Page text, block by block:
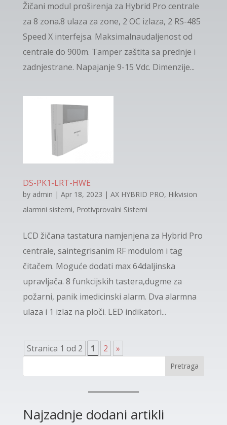
Žičani modul proširenja za Hybrid Pro centrale
za 8 zona.8 ulaza za zone, 2 OC izlaza, 2 RS-485
Speed X interfejsa. Maksimalnaudaljenost od
centrale do 900m. Tamper zaštita sa prednje i
zadnjestrane. Napajanje 9-15 Vdc. Dimenzije...
DS-PK1-LRT-HWE
by admin | Apr 18, 2023 | AX HYBRID PRO, Hikvision
alarmni sistemi, Protivprovalni Sistemi
LCD žičana tastatura namjenjena za Hybrid Pro
centrale, saintegrisanim RF modulom i tag
čitačem. Moguće dodati max 64daljinska
upravljača. 8 funkcijskih tastera,dugme za
požarni, panik imedicinski alarm. Dva alarmna
ulaza i 1 izlaz na ploči. LED indikatori...
Stranica 1 od 2 1 2 »
Pretraga
Najzadnje dodani artikli